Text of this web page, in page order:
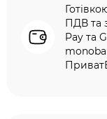
ПДВ та
Pay та